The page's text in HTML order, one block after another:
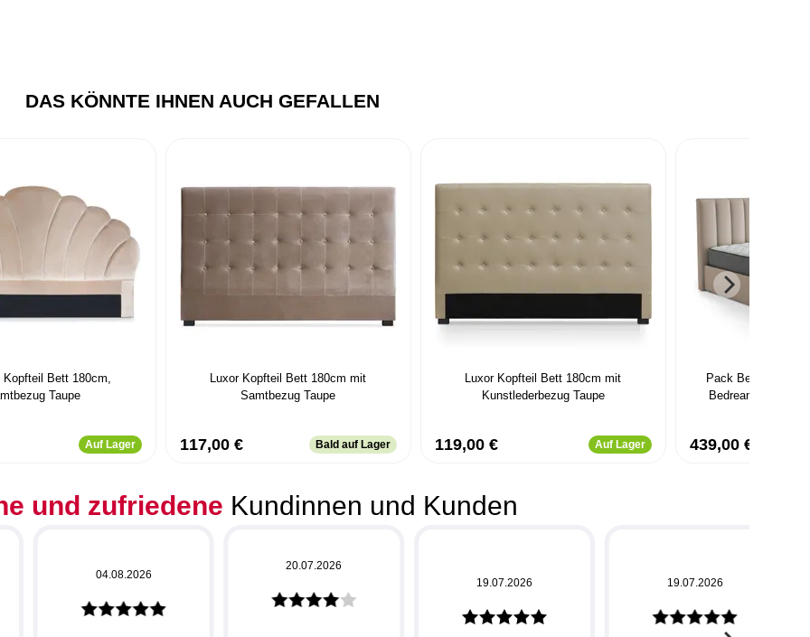
DAS KÖNNTE IHNEN AUCH GEFALLEN
Kopfteil Bett 180cm,
Taupe
Auf Lager
Luxor Kopfteil Bett 180cm mit
Samtbezug Taupe
117,00 € Bald auf Lager
Luxor Kopfteil Bett 180cm mit
Kunstlederbezug Taupe
119,00 € Auf Lager
Pack Bett-Truhe
Bedream
439,00 €
und zufriedene Kundinnen und Kunden
04.08.2026
20.07.2026
19.07.2026 19.07.2026